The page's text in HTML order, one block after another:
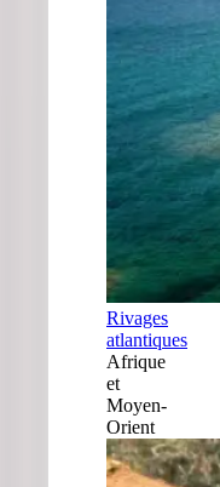
Rivages
atlantiques
Afrique
et
Moyen-
Orient